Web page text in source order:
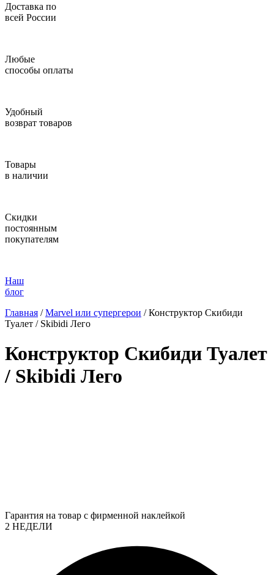
Доставка по
всей России
Любые
способы оплаты
Удобный
возврат товаров
Товары
в наличии
Скидки
постоянным
покупателям
Наш
блог
Главная /Marvel или супергерои / Конструктор Скибиди
Туалет / Skibidi Лего
Конструктор Скибиди Туалет
/ Skibidi Лего
Гарантия на товар с фирменной наклейкой
2 НЕДЕЛИ